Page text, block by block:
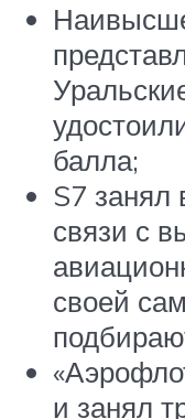
балла;
S7 занял
связи с
своей
и занял